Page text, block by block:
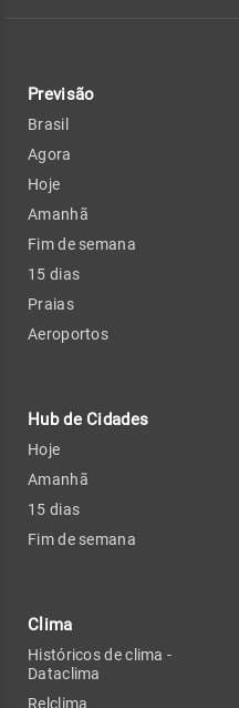
Previsão
Brasil
Agora
Hoje
Amanhã
Fim de semana
15 dias
Praias
Aeroportos
Hub de Cidades
Hoje
Amanhã
15 dias
Fim de semana
Clima
Históricos de clima -
Dataclima
Relclima